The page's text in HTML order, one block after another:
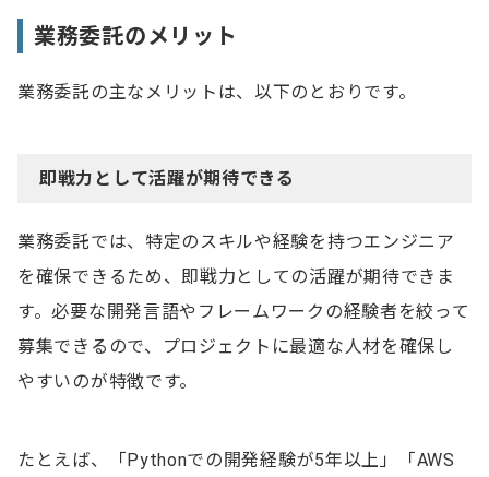
業務委託のメリット
業務委託の主なメリットは、以下のとおりです。
即戦力として活躍が期待できる
業務委託では、特定のスキルや経験を持つエンジニア
を確保できるため、即戦力としての活躍が期待できま
す。必要な開発言語やフレームワークの経験者を絞って
募集できるので、プロジェクトに最適な人材を確保し
やすいのが特徴です。
たとえば、「Pythonでの開発経験が5年以上」「AWS